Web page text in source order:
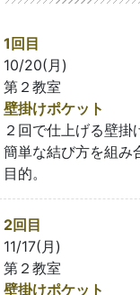
1回目
10/20(月)
第２教室
壁掛けポケット
２回で仕上げる壁掛
簡単な結び方を組み
目的。
2回目
11/17(月)
第２教室
壁掛けポケット